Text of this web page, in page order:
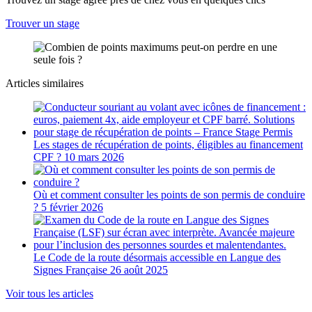
Trouver un stage
Articles similaires
Les stages de récupération de points, éligibles au financement
CPF ? 10 mars 2026
Où et comment consulter les points de son permis de conduire
? 5 février 2026
Le Code de la route désormais accessible en Langue des
Signes Française 26 août 2025
Voir tous les articles